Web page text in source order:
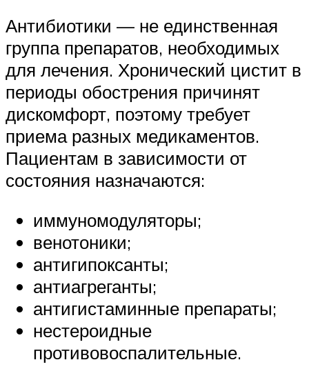
Антибиотики — не единственная
группа препаратов, необходимых
для лечения. Хронический цистит в
периоды обострения причинят
дискомфорт, поэтому требует
приема разных медикаментов.
Пациентам в зависимости от
состояния назначаются:
иммуномодуляторы;
венотоники;
антигипоксанты;
антиагреганты;
антигистаминные препараты;
нестероидные
противовоспалительные.